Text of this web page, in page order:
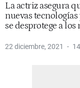
La actriz asegura
nuevas tecnologías
se desprotege a los
22 diciembre, 2021